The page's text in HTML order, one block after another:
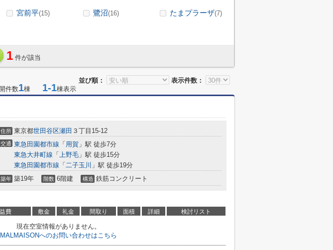
宮前平(15) 鷺沼(16) たまプラーザ(7)
1 件が該当
並び順： 表示件数：
件数1棟 1-1棟表示
住所 東京都世田谷区瀬田 ３丁目15-12
交通 東急田園都市線 「 用賀 」駅 徒歩7分
東急大井町線 「 上野毛 」駅 徒歩15分
東急田園都市線 「 二子玉川 」駅 徒歩19分
築年 築19年 階数 6階建 構造 鉄筋コンクリート
費 敷金 礼金 間取り 面積 詳細 検討リスト
現在空室情報がありません。
MALMAISONへのお問い合わせはこちら